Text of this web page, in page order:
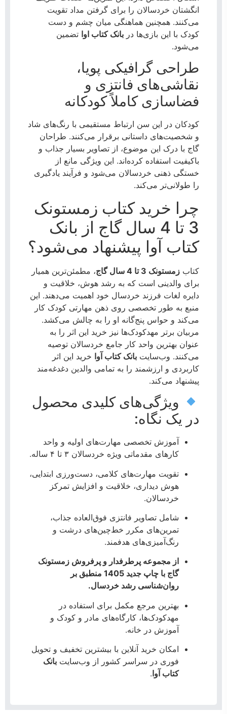
انگشتان خردسالان را برای گرفتن مداد تقویت
می‌کنند. همچنین هماهنگی میان چشم و دست
کودک با این بازی‌ها در بانک کتاب اوا تضمین
می‌شود.
طراحی گرافیکی پویا،
نقاشی‌های فانتزی و
فضاسازی کاملاً کودکانه
کودکان در این سن ارتباط مستقیمی با رنگ‌های شاد
و شخصیت‌های داستانی برقرار می‌کنند. طراحان
گاج با درک این موضوع، از تصاویر بسیار جذاب و
باکیفیت استفاده کرده‌اند. این ویژگی مانع از
خستگی ذهنی خردسالان می‌شود و فرآیند یادگیری
را طولانی‌تر می‌کند.
چرا خرید کتاب زمستونک
3 تا 4 سال گاج از بانک
کتاب آوا پیشنهاد می‌شود؟
کتاب زمستونک 3 تا 4 سال گاج
، مطمئن‌ترین همیار
برای والدینی است که به رشد هوش، خلاقیت و
دایره لغات فرزند خردسال خود اهمیت می‌دهند. این
منبع به طور تخصصی روی ذهن مهارتی کودک کار
می‌کند و حواس پنج‌گانه او را به چالش می‌کشد.
مربیان برتر مهدکودک‌ها نیز خرید این اثر را به
عنوان بهترین واحد کار جامع خردسالان توصیه
می‌کنند. وب‌سایت بانک کتاب آوا خرید این اثر
کاربردی و ارزشمند را به تمامی والدین دغدغه‌مند
پیشنهاد می‌کند.
ویژگی‌های کلیدی محصول
در یک نگاه:
آموزش تخصصی مهارت‌های اولیه و واحد
کارهای مقدماتی ویژه خردسالان ۳ تا ۴ ساله.
تقویت مهارت‌های کلامی، دست‌ورزی ابتدایی،
هوش دیداری، خلاقیت و افزایش تمرکز
خردسالان.
شامل تصاویر فانتزی فوق‌العاده جذاب،
تمرین‌های مکرر خط‌چین‌های درشت و
رنگ‌آمیزی‌های هدفمند.
از مجموعه پرطرفدار و پرفروش زمستونک
گاج با چاپ جدید 1405 منطبق بر
روان‌شناسی رشد خردسال.
بهترین مرجع مکمل برای استفاده در
مهدکودک‌ها، کارگاه‌های مادر و کودک و
آموزش در خانه.
امکان خرید آنلاین با بیشترین تخفیف و تحویل
فوری در سراسر کشور از وب‌سایت بانک
کتاب آوا.